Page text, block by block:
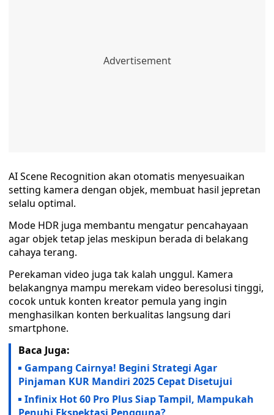
AI Scene Recognition akan otomatis menyesuaikan
setting kamera dengan objek, membuat hasil jepretan
selalu optimal.
Mode HDR juga membantu mengatur pencahayaan
agar objek tetap jelas meskipun berada di belakang
cahaya terang.
Perekaman video juga tak kalah unggul. Kamera
belakangnya mampu merekam video beresolusi tinggi,
cocok untuk konten kreator pemula yang ingin
menghasilkan konten berkualitas langsung dari
smartphone.
Baca Juga:
Gampang Cairnya! Begini Strategi Agar
Pinjaman KUR Mandiri 2025 Cepat Disetujui
Infinix Hot 60 Pro Plus Siap Tampil, Mampukah